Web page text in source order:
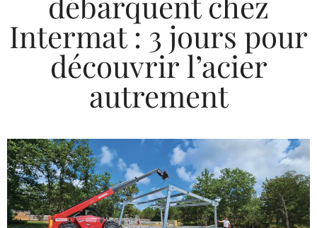
Intermat : 3 jours pour
découvrir l’acier
autrement